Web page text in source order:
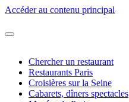
Accéder au contenu principal
Chercher un restaurant
Restaurants Paris
Croisières sur la Seine
Cabarets, dîners spectacles